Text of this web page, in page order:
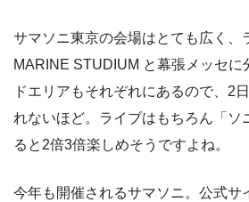
サマソニ東京の会場はとても広く、
MARINE STUDIUM と幕張メッセに
ドエリアもそれぞれにあるので、2
れないほど。ライブはもちろん「ソ
ると2倍3倍楽しめそうですよね。
今年も開催されるサマソニ。公式サ